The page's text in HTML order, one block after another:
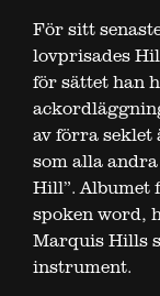
För sitt
lovprisades
för sättet han
av förra seklet
som alla
Hill”. Albumet
spoken word,
Marquis Hills
instrument.